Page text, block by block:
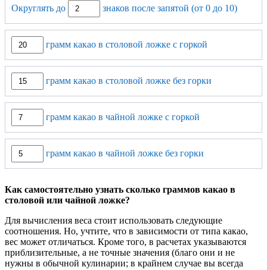
Округлять до знаков после запятой (от 0 до 10)
грамм какао в столовой ложке с горкой
грамм какао в столовой ложке без горки
грамм какао в чайной ложке с горкой
грамм какао в чайной ложке без горки
Как самостоятельно узнать сколько граммов какао в
столовой или чайной ложке?
Для вычисления веса стоит использовать следующие
соотношения. Но, учтите, что в зависимости от типа какао,
вес может отличаться. Кроме того, в расчетах указываются
приблизительные, а не точные значения (благо они и не
нужны в обычной кулинарии; в крайнем случае вы всегда